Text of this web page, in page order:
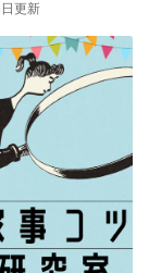
更新